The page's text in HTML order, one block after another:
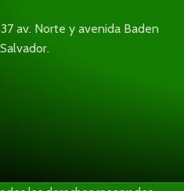
av. Norte y avenida Baden